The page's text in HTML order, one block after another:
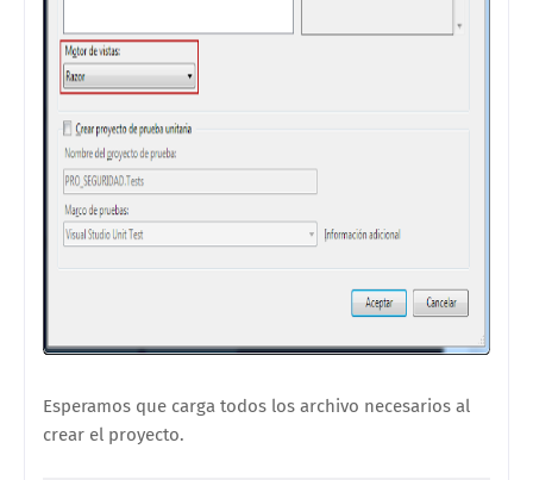
Esperamos que carga todos los archivo necesarios al
crear el proyecto.